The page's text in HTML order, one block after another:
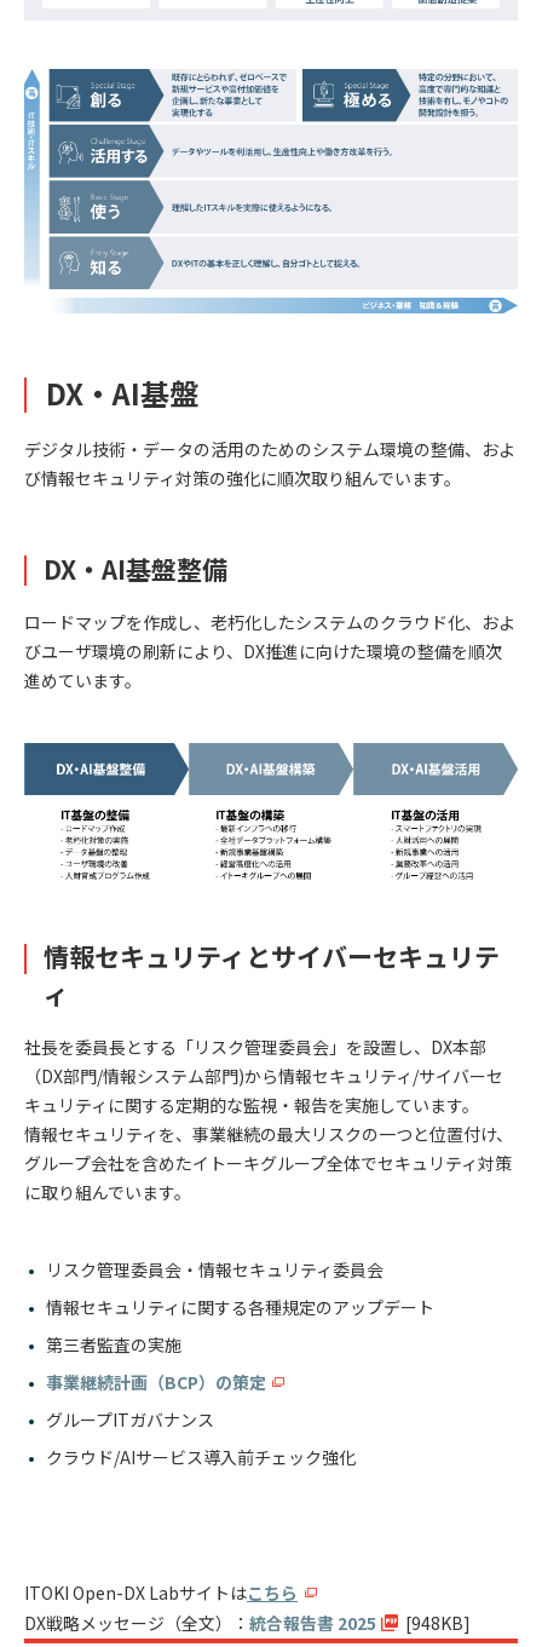
DX・AI基盤
デジタル技術・データの活用のためのシステム環境の整備、およ
び情報セキュリティ対策の強化に順次取り組んでいます。
DX・AI基盤整備
ロードマップを作成し、老朽化したシステムのクラウド化、およ
びユーザ環境の刷新により、DX推進に向けた環境の整備を順次
進めています。
情報セキュリティとサイバーセキュリテ
ィ
社長を委員長とする「リスク管理委員会」を設置し、DX本部
（DX部門/情報システム部門)から情報セキュリティ/サイバーセ
キュリティに関する定期的な監視・報告を実施しています。
情報セキュリティを、事業継続の最大リスクの一つと位置付け、
グループ会社を含めたイトーキグループ全体でセキュリティ対策
に取り組んでいます。
リスク管理委員会・情報セキュリティ委員会
情報セキュリティに関する各種規定のアップデート
第三者監査の実施
事業継続計画（BCP）の策定
グループITガバナンス
クラウド/AIサービス導入前チェック強化
ITOKI Open-DX Labサイトはこちら
DX戦略メッセージ（全文）： 統合報告書 2025 [948KB]